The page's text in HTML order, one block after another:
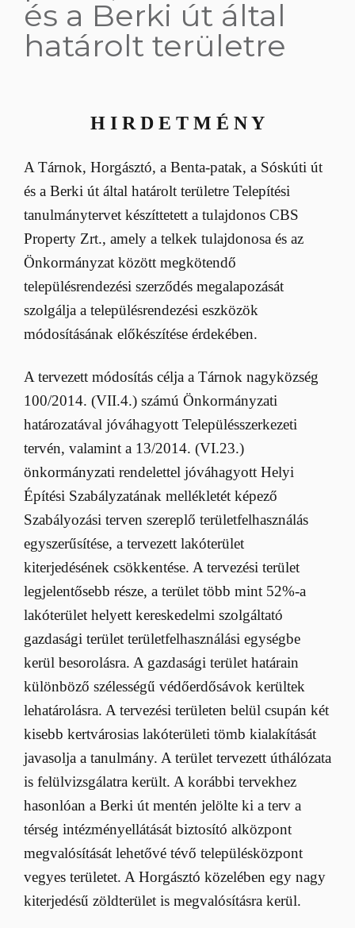
és a Berki út által
határolt területre
H I R D E T M É N Y
A Tárnok, Horgásztó, a Benta-patak, a Sóskúti út
és a Berki út által határolt területre Telepítési
tanulmánytervet készíttetett a tulajdonos CBS
Property Zrt., amely a telkek tulajdonosa és az
Önkormányzat között megkötendő
településrendezési szerződés megalapozását
szolgálja a településrendezési eszközök
módosításának előkészítése érdekében.
A tervezett módosítás célja a Tárnok nagyközség
100/2014. (VII.4.) számú Önkormányzati
határozatával jóváhagyott Településszerkezeti
tervén, valamint a 13/2014. (VI.23.)
önkormányzati rendelettel jóváhagyott Helyi
Építési Szabályzatának mellékletét képező
Szabályozási terven szereplő területfelhasználás
egyszerűsítése, a tervezett lakóterület
kiterjedésének csökkentése. A tervezési terület
legjelentősebb része, a terület több mint 52%-a
lakóterület helyett kereskedelmi szolgáltató
gazdasági terület területfelhasználási egységbe
kerül besorolásra. A gazdasági terület határain
különböző szélességű védőerdősávok kerültek
lehatárolásra. A tervezési területen belül csupán két
kisebb kertvárosias lakóterületi tömb kialakítását
javasolja a tanulmány. A terület tervezett úthálózata
is felülvizsgálatra került. A korábbi tervekhez
hasonlóan a Berki út mentén jelölte ki a terv a
térség intézményellátását biztosító alközpont
megvalósítását lehetővé tévő településközpont
vegyes területet. A Horgásztó közelében egy nagy
kiterjedésű zöldterület is megvalósításra kerül.